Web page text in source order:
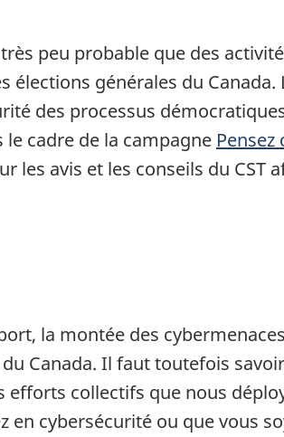
peu probable que des
générales du Canada.
des processus
cadre de la campagne
les avis et les conseils du CST
la montée des
Canada. Il faut toutefois
collectifs que nous
en cybersécurité ou que vous